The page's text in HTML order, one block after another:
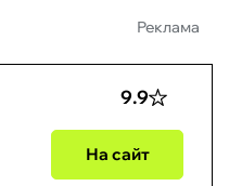
Реклама
9.9
На сайт